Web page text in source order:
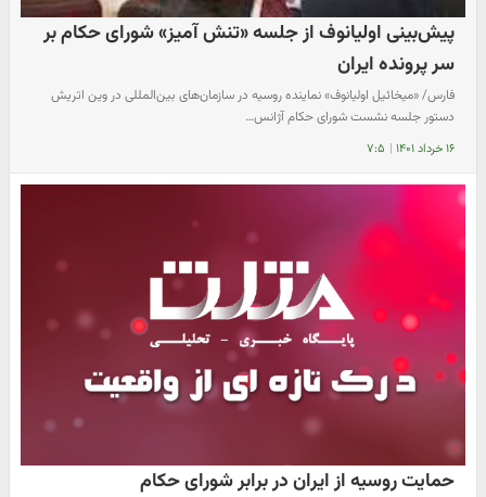
پیش‌بینی اولیانوف از جلسه «تنش آمیز» شورای حکام بر
سر پرونده ایران
فارس/ «میخائیل اولیانوف» نماینده روسیه در سازمان‌های بین‌المللی در وین اتریش
دستور جلسه نشست شورای حکام آژانس…
۱۶ خرداد ۱۴۰۱ | ۷:۵
حمایت روسیه از ایران در برابر شورای حکام